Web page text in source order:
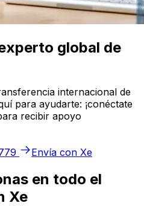
global de
internacional de
para ayudarte: ¡conéctate
recibir apoyo
Envía con Xe
en todo el
Xe